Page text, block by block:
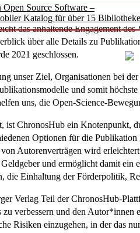
Source Software –
Katalog für über 15
sowie Datenmanagement
das anhaltende Engagement
über alle Details zu
2021 geschlossen.
unser Ziel, Organisationen bei
und somit
uns, die Open-Science-
ist ChronosHub ein Knotenpunkt,
Optionen für die
Autorenverträgen wird
und ermöglicht damit ein
die Einhaltung der Förderpolitik,
Verlag Teil der ChronosHub-
zu verbessern und den
Risiken einzugehen, in der das